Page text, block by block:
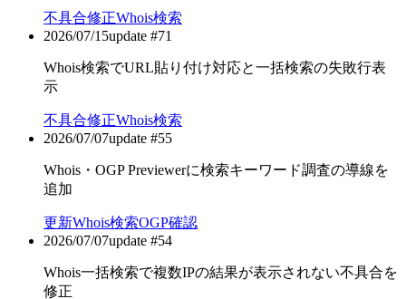
不具合修正Whois検索
2026/07/15update #71
Whois検索でURL貼り付け対応と一括検索の失敗行表
示
不具合修正Whois検索
2026/07/07update #55
Whois・OGP Previewerに検索キーワード調査の導線を
追加
更新Whois検索OGP確認
2026/07/07update #54
Whois一括検索で複数IPの結果が表示されない不具合を
修正